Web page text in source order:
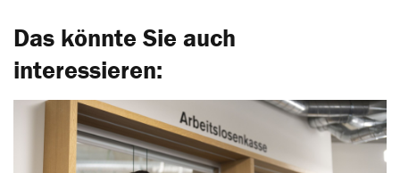
Das könnte Sie auch
interessieren: